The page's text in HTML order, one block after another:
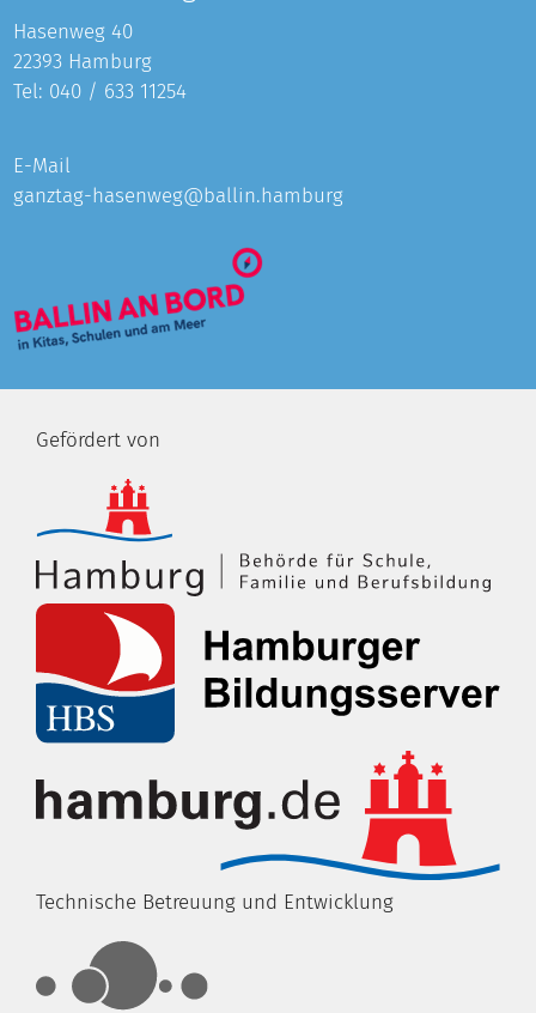
Hasenweg 40
22393 Hamburg
Tel: 040 / 633 11254
E-Mail
ganztag-hasenweg@ballin.hamburg
Gefördert von
Technische Betreuung und Entwicklung